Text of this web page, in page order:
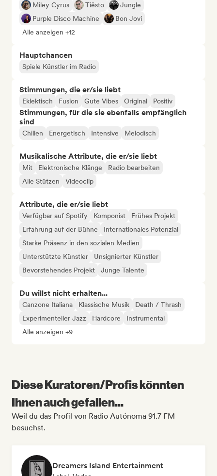
Miley Cyrus
Tiësto
Jungle
Purple Disco Machine
Bon Jovi
Alle anzeigen +12
Hauptchancen
Spiele Künstler im Radio
Stimmungen, die er/sie liebt
Eklektisch Fusion Gute Vibes Original Positiv
Stimmungen, für die sie ebenfalls empfänglich
sind
Chillen Energetisch Intensive Melodisch
Musikalische Attribute, die er/sie liebt
Mit Elektronische Klänge
Radio bearbeiten
Alle Stützen
Videoclip
Attribute, die er/sie liebt
Verfügbar auf Spotify Komponist
Frühes Projekt
Erfahrung auf der Bühne
Internationales Potenzial
Starke Präsenz in den sozialen Medien
Unterstützte Künstler
Unsignierter Künstler
Bevorstehendes Projekt
Junge Talente
Du willst nicht erhalten...
Canzone Italiana Klassische Musik
Death / Thrash
Experimenteller Jazz
Hardcore
Instrumental
Alle anzeigen +9
Diese Kuratoren/Profis könnten
Ihnen auch gefallen...
Weil du das Profil von Radio Autónoma 91.7 FM
besuchst.
Dreamers Island Entertainment